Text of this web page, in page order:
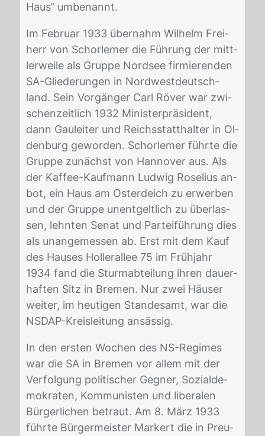
Haus“ um­be­nannt.
Im Fe­bru­ar 1933 über­nahm Wil­helm Frei­
herr von Schor­le­mer die Füh­rung der mitt­
ler­wei­le als Grup­pe Nord­see fir­mie­ren­den
SA-Glie­de­run­gen in Nord­west­deutsch­
land. Sein Vor­gän­ger Carl Rö­ver war zwi­
schen­zeit­lich 1932 Mi­nis­ter­prä­si­dent,
dann Gau­lei­ter und Reichs­statt­hal­ter in Ol­
den­burg ge­wor­den. Schor­le­mer führ­te die
Grup­pe zu­nächst von Han­no­ver aus. Als
der Kaf­fee-Kauf­mann Lud­wig Ro­se­li­us an­
bot, ein Haus am Os­ter­deich zu er­wer­ben
und der Grup­pe un­ent­gelt­lich zu über­las­
sen, lehn­ten Se­nat und Par­tei­füh­rung dies
als un­an­ge­mes­sen ab. Erst mit dem Kauf
des Hau­ses Hol­ler­al­lee 75 im Früh­jahr
1934 fand die Sturm­ab­tei­lung ih­ren dau­er­
haf­ten Sitz in Bre­men. Nur zwei Häu­ser
wei­ter, im heu­ti­gen Stan­des­amt, war die
NS­DAP-Kreis­lei­tung an­säs­sig.
In den ers­ten Wo­chen des NS-Re­gimes
war die SA in Bre­men vor al­lem mit der
Ver­fol­gung po­li­ti­scher Geg­ner, So­zi­al­de­
mo­kra­ten, Kom­mu­nis­ten und li­be­ra­len
Bür­ger­li­chen be­traut. Am 8. März 1933
führ­te Bür­ger­meis­ter Mar­kert die in Preu­